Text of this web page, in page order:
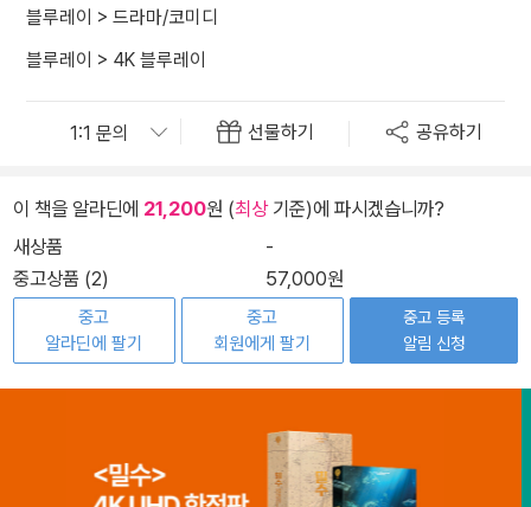
블루레이 > 드라마/코미디
블루레이 > 4K 블루레이
선물하기 공유하기
이 책을 알라딘에 21,200원 (최상기준)에 파시겠습니까?
새상품
-
중고상품 (2)
57,000원
중고
알라딘에 팔기
중고
회원에게 팔기
중고 등록
알림 신청